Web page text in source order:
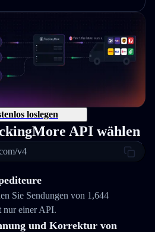
loslegen
API wählen
v4
Sie Sendungen von 1,644
nur einer API.
und Korrektur von